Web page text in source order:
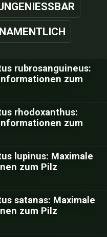
NAMENTLICH
rubrosanguineus:
zum
rhodoxanthus:
zum
lupinus: Maximale
zum Pilz
satanas: Maximale
zum Pilz